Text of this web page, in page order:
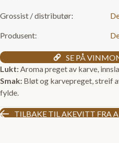
Grossist / distributør:
Produsent:
SE PÅ
Lukt: Aroma preget av karve,
Smak: Bløt og karvepreget, streif
fylde.
TILBAKE TIL AKEVITT FRA